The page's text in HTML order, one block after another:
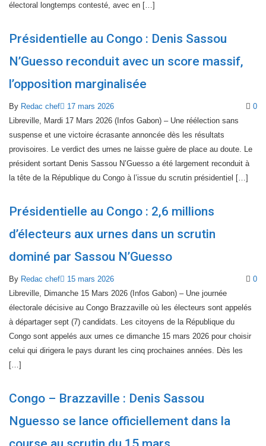
électoral longtemps contesté, avec en […]
Présidentielle au Congo : Denis Sassou
N’Guesso reconduit avec un score massif,
l’opposition marginalisée
By Redac chef 17 mars 2026
0
Libreville, Mardi 17 Mars 2026 (Infos Gabon) – Une réélection sans
suspense et une victoire écrasante annoncée dès les résultats
provisoires. Le verdict des urnes ne laisse guère de place au doute. Le
président sortant Denis Sassou N’Guesso a été largement reconduit à
la tête de la République du Congo à l’issue du scrutin présidentiel […]
Présidentielle au Congo : 2,6 millions
d’électeurs aux urnes dans un scrutin
dominé par Sassou N’Guesso
By Redac chef 15 mars 2026
0
Libreville, Dimanche 15 Mars 2026 (Infos Gabon) – Une journée
électorale décisive au Congo Brazzaville où les électeurs sont appelés
à départager sept (7) candidats. Les citoyens de la République du
Congo sont appelés aux urnes ce dimanche 15 mars 2026 pour choisir
celui qui dirigera le pays durant les cinq prochaines années. Dès les
[…]
Congo – Brazzaville : Denis Sassou
Nguesso se lance officiellement dans la